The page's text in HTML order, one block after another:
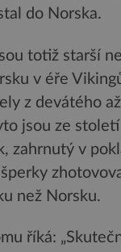
do Norska.
totiž starší
v éře
z devátého
jsou ze století
zahrnutý v
než Norsku.
říká: